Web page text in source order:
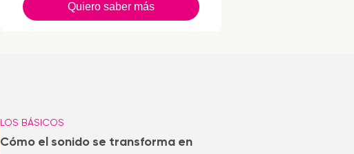
Quiero saber más
LOS BÁSICOS
Cómo el sonido se transforma en